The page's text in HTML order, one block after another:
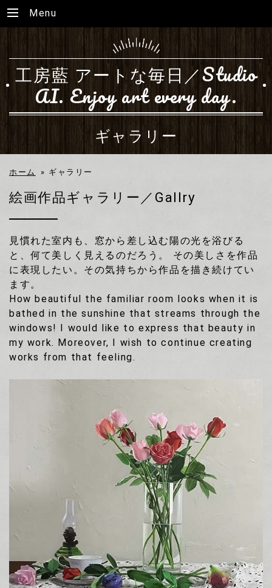
Menu
工房藍 アートな毎日／Studio
AI. Enjoy art every day.
ギャラリー
ホーム » ギャラリー
絵画作品ギャラリー／Gallry
見慣れた室内も、窓から差し込む陽の光を浴びる
と、何て美しく見えるのだろう。 その美しさを作品
に表現したい。その気持ちから作品を描き続けてい
ます。
How beautiful the familiar room looks when it is
bathed in the sunshine that streams through the
windows! I would like to express that beauty in
my work. Moreover, I wish to continue creating
works from that feeling.